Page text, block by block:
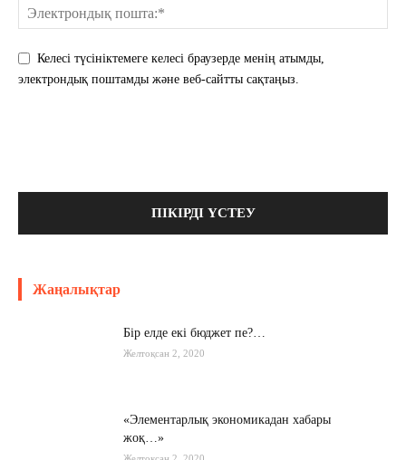
Келесі түсініктемеге келесі браузерде менің атымды,
электрондық поштамды және веб-сайтты сақтаңыз.
Жаңалықтар
Бір елде екі бюджет пе?…
Желтоқсан 2, 2020
«Элементарлық экономикадан хабары
жоқ…»
Желтоқсан 2, 2020